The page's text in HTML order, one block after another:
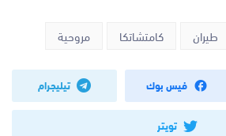
طيران كامتشاتكا مروحية
فيس بوك تيليجرام
تويتر